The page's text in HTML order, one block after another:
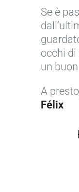
Se è
occhi di
un
A
Félix